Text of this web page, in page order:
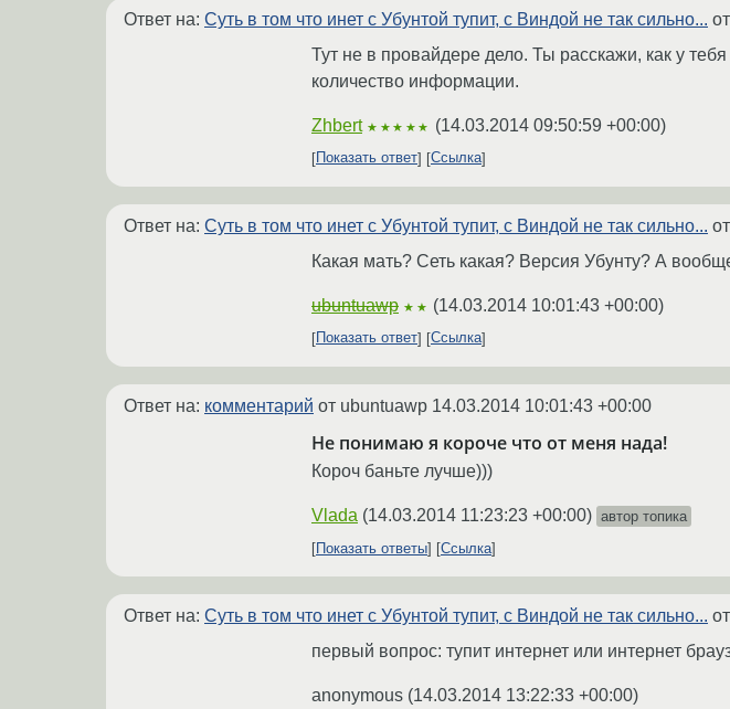
Ответ на: Суть в том что инет с Убунтой тупит, с Виндой не так сильно...
Тут не в провайдере дело. Ты расскажи, как у
количество информации.
Zhbert ★★★★★ (14.03.2014 09:50:59 +00:00)
Показать ответ Ссылка
Ответ на: Суть в том что инет с Убунтой тупит, с Виндой не так сильно...
Какая мать? Сеть какая? Версия Убунту? А
ubuntuawp ★★ (14.03.2014 10:01:43 +00:00)
Показать ответ Ссылка
Ответ на: комментарий от ubuntuawp 14.03.2014 10:01:43 +00:00
Не понимаю я короче что от меня нада!
Короч баньте лучше)))
Vlada (14.03.2014 11:23:23 +00:00) автор топика
Показать ответы
Ссылка
Ответ на: Суть в том что инет с Убунтой тупит, с Виндой не так сильно...
первый вопрос: тупит интернет или интернет
anonymous (14.03.2014 13:22:33 +00:00)